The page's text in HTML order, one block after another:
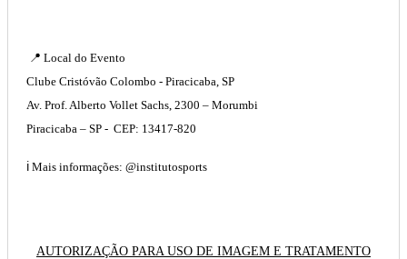
📍 Local do Evento
Clube Cristóvão Colombo - Piracicaba, SP
Av. Prof. Alberto Vollet Sachs, 2300 – Morumbi
Piracicaba – SP - CEP: 13417-820
ℹ️ Mais informações: @institutosports
AUTORIZAÇÃO PARA USO DE IMAGEM E TRATAMENTO